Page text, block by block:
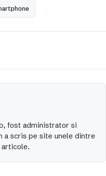
fost administrator si
a scris pe site unele dintre